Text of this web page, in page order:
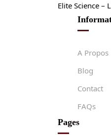
Elite Science –
A Propos
Blog
Contact
FAQs
Pages